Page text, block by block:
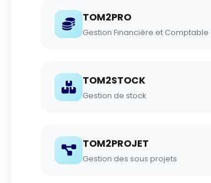
TOM2PRO
Gestion Financière et Comptable
TOM2STOCK
Gestion de stock
TOM2PROJET
Gestion des sous projets